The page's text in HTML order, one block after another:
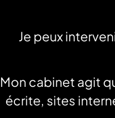
Je peux
Mon cabinet agit
écrite, sites